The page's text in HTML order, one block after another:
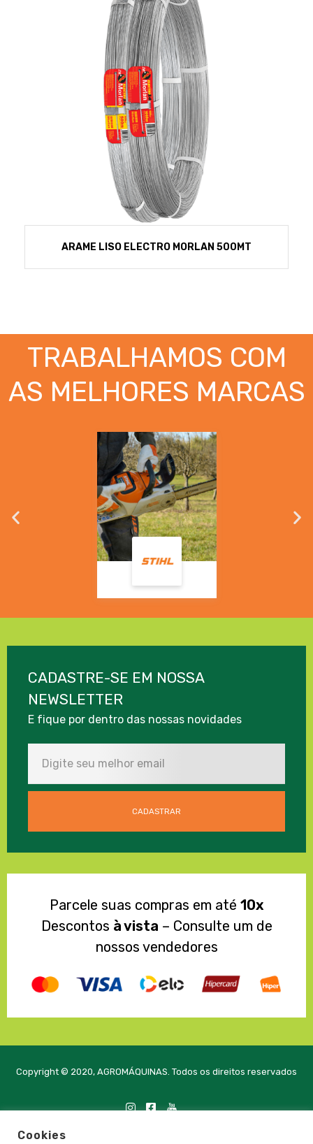
ARAME LISO ELECTRO MORLAN 500MT
TRABALHAMOS COM
AS MELHORES MARCAS
CADASTRE-SE EM NOSSA
NEWSLETTER
E fique por dentro das nossas novidades
Parcele suas compras em até 10x
Descontos à vista – Consulte um de
nossos vendedores
Copyright © 2020, AGROMÁQUINAS. Todos os direitos reservados
Desenvolvido com
Cookies